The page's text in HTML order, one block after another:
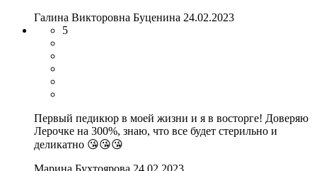
Галина Викторовна Буценина 24.02.2023
5
Первый педикюр в моей жизни и я в восторге! Доверяю
Лерочке на 300%, знаю, что все будет стерильно и
деликатно 😘😘😘
Марина Бухтоярова 24.02.2023